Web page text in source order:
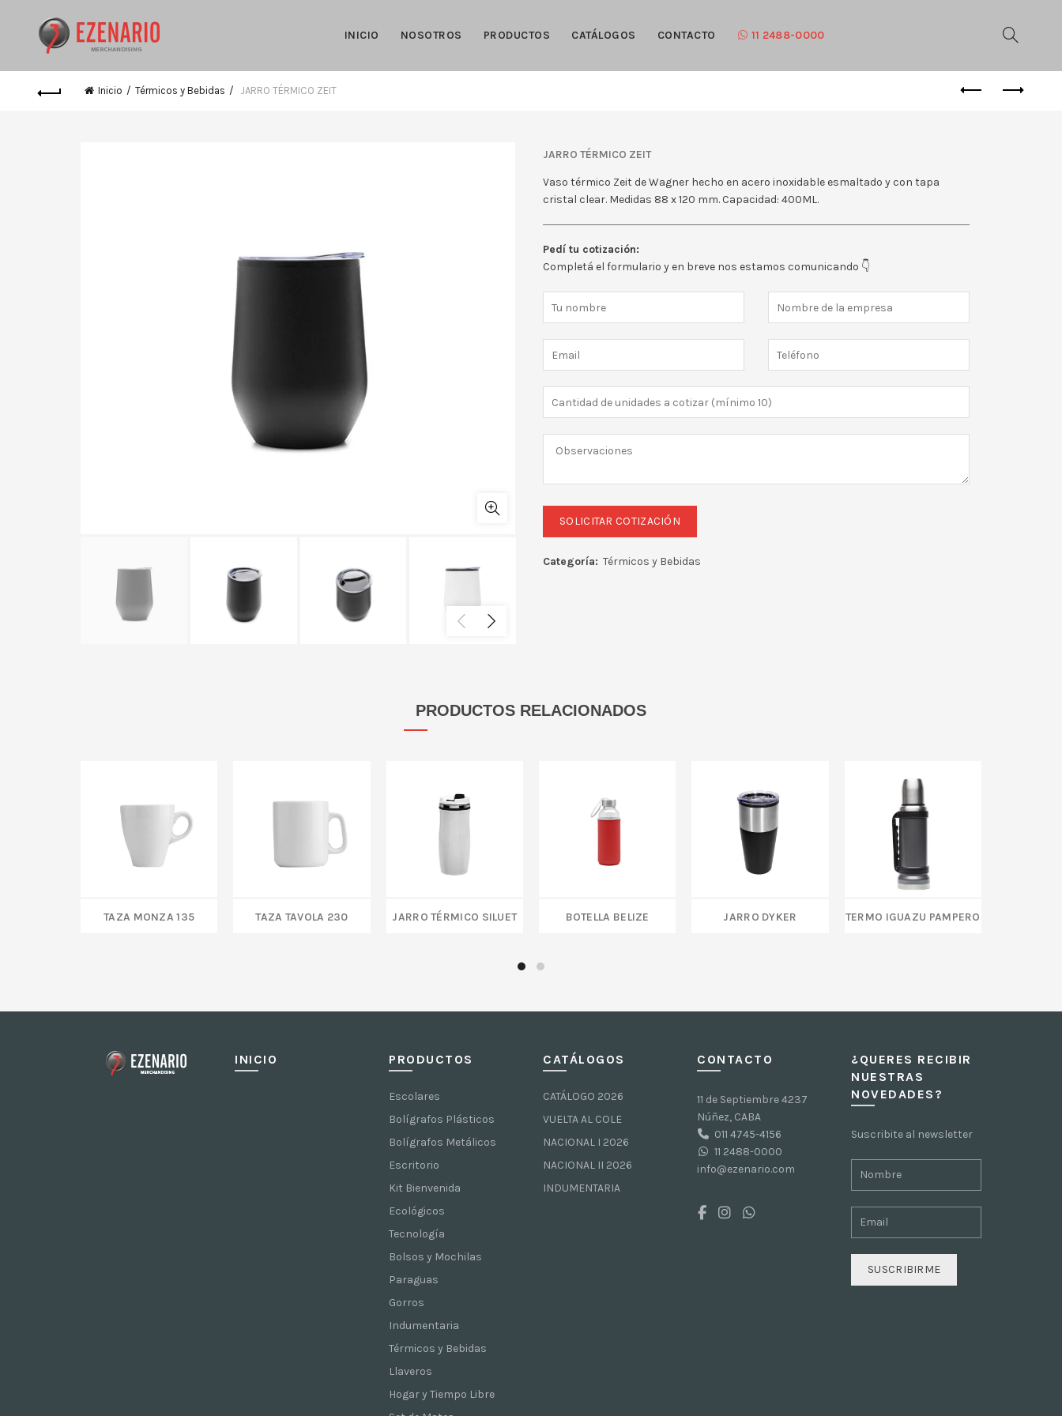
INICIO NOSOTROS PRODUCTOS CATÁLOGOS CONTACTO 11 2488-0000
Inicio Térmicos y Bebidas JARRO TÉRMICO ZEIT
JARRO TÉRMICO ZEIT
Vaso térmico Zeit de Wagner hecho en acero inoxidable esmaltado y con tapa
cristal clear. Medidas 88 x 120 mm. Capacidad: 400ML.
Pedí tu cotización:
Completá el formulario y en breve nos estamos comunicando 👇
Categoría: Térmicos y Bebidas
PRODUCTOS RELACIONADOS
TAZA MONZA 135 TAZA TAVOLA 230 JARRO TÉRMICO SILUET BOTELLA BELIZE JARRO DYKER TERMO IGUAZU PAMPERO
INICIO PRODUCTOS
Escolares
Bolígrafos Plásticos
Bolígrafos Metálicos
Escritorio
Kit Bienvenida
Ecológicos
Tecnología
Bolsos y Mochilas
Paraguas
Gorros
Indumentaria
Térmicos y Bebidas
Llaveros
Hogar y Tiempo Libre
CATÁLOGOS
CATÁLOGO 2026
VUELTA AL COLE
NACIONAL I 2026
NACIONAL II 2026
INDUMENTARIA
CONTACTO
11 de Septiembre 4237
Núñez, CABA
011 4745-4156
11 2488-0000
info@ezenario.com
¿QUERES RECIBIR
NUESTRAS
NOVEDADES?
Suscribite al newsletter